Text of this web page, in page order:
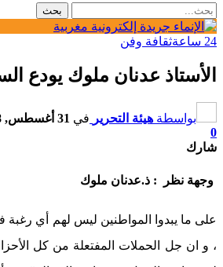
24 ساعة ثقافة وفن
الأستاذ عدنان ملوك يودع
بواسطة هيئة التحرير في 31 أغسطس, 2018
0
شارك
وجهة نظر : ذ.عدنان ملوك
على ما يبدوا المواطنين ليس لهم أي رغبة
، و ان جل الحملات المفتعلة من كل